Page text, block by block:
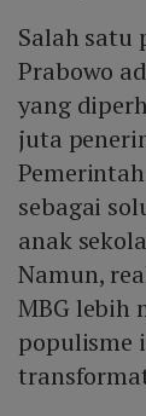
Salah satu
Prabowo
yang
juta
sebagai
anak
Namun,
MBG lebih
populisme